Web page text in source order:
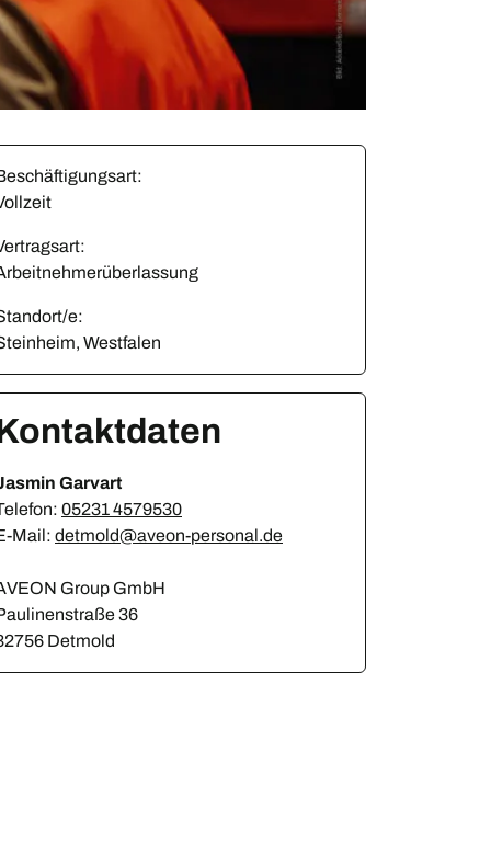
e:
Westfalen
Garvart
05231 4579530
Mail: detmold@aveon-personal.de
Group GmbH
36
Detmold